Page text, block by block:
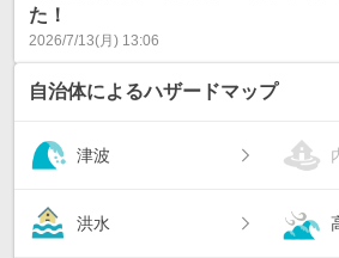
た！
2026/7/13(月) 13:06
自治体によるハザードマップ
津波
洪水